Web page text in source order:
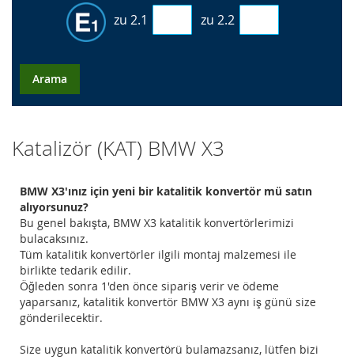
zu 2.1 zu 2.2
Arama
Katalizör (KAT) BMW X3
BMW X3'ınız için yeni bir katalitik konvertör mü satın
alıyorsunuz?
Bu genel bakışta, BMW X3 katalitik konvertörlerimizi
bulacaksınız.
Tüm katalitik konvertörler ilgili montaj malzemesi ile
birlikte tedarik edilir.
Öğleden sonra 1'den önce sipariş verir ve ödeme
yaparsanız, katalitik konvertör BMW X3 aynı iş günü size
gönderilecektir.
Size uygun katalitik konvertörü bulamazsanız, lütfen bizi